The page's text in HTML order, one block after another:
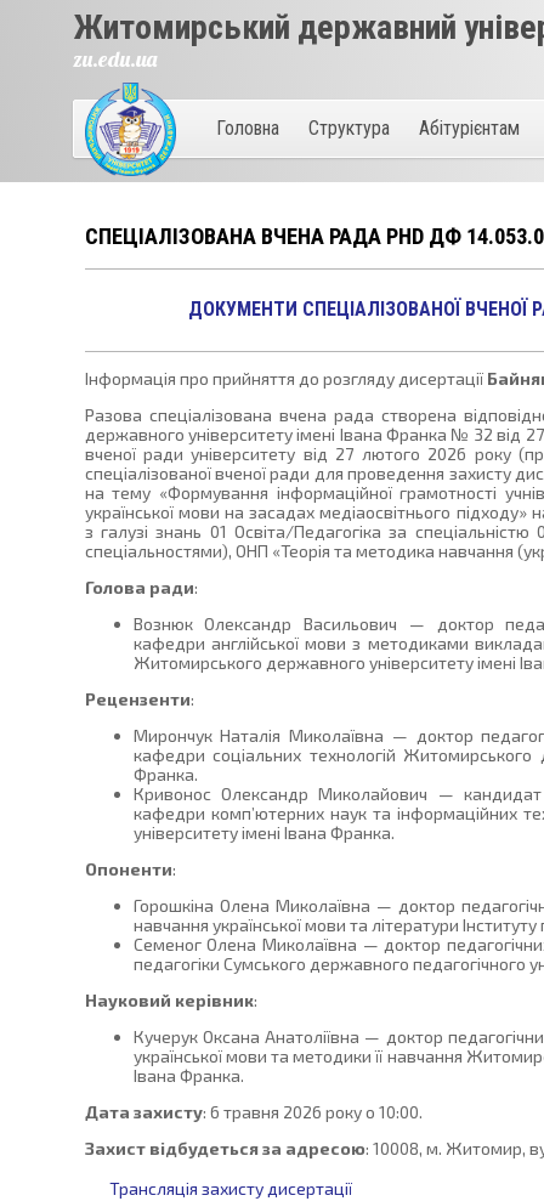
Житомирський державний
zu.edu.ua
Головна Структура Абітурієнтам
СПЕЦІАЛІЗОВАНА ВЧЕНА РАДА PHD ДФ
ДОКУМЕНТИ СПЕЦІАЛІЗОВАНОЇ ВЧЕНОЇ
Інформація про прийняття до розгляду дисертації
Разова спеціалізована вчена рада створена
державного університету імені Івана Франка № 32 від
вченої ради університету від 27 лютого 2026 року
спеціалізованої вченої ради для проведення захисту
на тему «Формування інформаційної грамотності
української мови на засадах медіаосвітнього підходу»
з галузі знань 01 Освіта/Педагогіка за
спеціальностями), ОНП «Теорія та методика навчання
Голова ради:
Вознюк Олександр Васильович — доктор
кафедри англійської мови з методиками
Житомирського державного університету імені
Рецензенти:
Мирончук Наталія Миколаївна — доктор
кафедри соціальних технологій Житомирського
Франка.
Кривонос Олександр Миколайович — кандидат
кафедри комп’ютерних наук та інформаційних
університету імені Івана Франка.
Опоненти:
Горошкіна Олена Миколаївна — доктор
навчання української мови та літератури
Семеног Олена Миколаївна — доктор
педагогіки Сумського державного педагогічного
Науковий керівник:
Кучерук Оксана Анатоліївна — доктор
української мови та методики її навчання
Івана Франка.
Дата захисту: 6 травня 2026 року о 10:00.
Захист відбудеться за адресою: 10008, м. Житомир,
Трансляція захисту дисертації